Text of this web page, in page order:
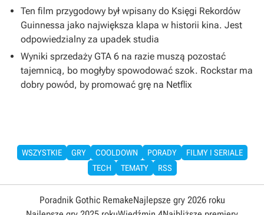
Ten film przygodowy był wpisany do Księgi Rekordów
Guinnessa jako największa klapa w historii kina. Jest
odpowiedzialny za upadek studia
Wyniki sprzedaży GTA 6 na razie muszą pozostać
tajemnicą, bo mogłyby spowodować szok. Rockstar ma
dobry powód, by promować grę na Netflix
WSZYSTKIE GRY COOLDOWN PORADY
FILMY I SERIALE
TECH
TEMATY RSS
Poradnik Gothic RemakeNajlepsze gry 2026 roku